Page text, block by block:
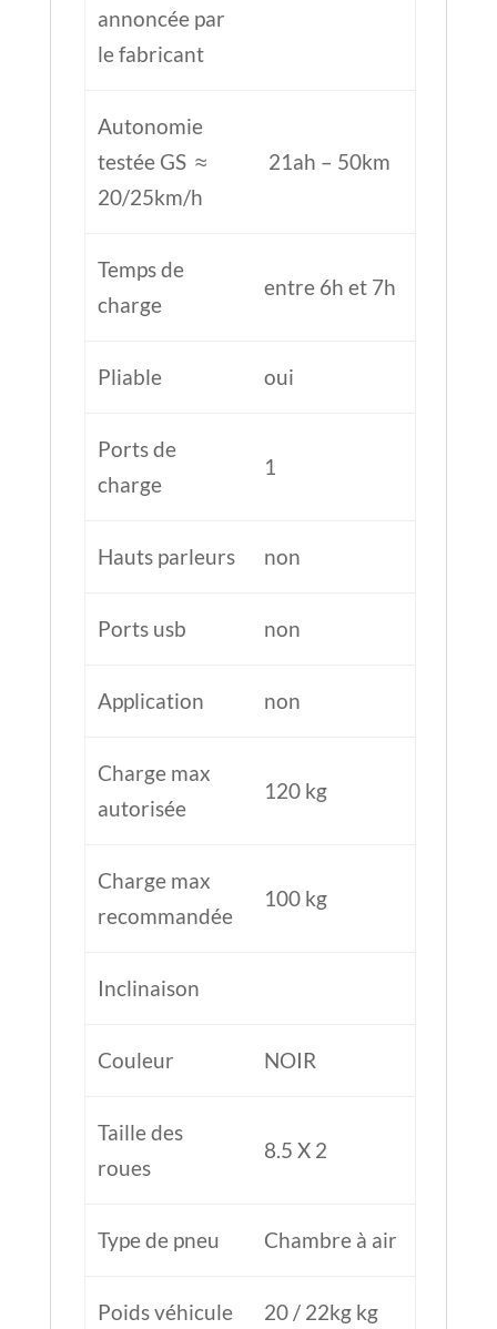
annoncée par
le fabricant
Autonomie
testée GS ≈
20/25km/h
21ah – 50km
Temps de
charge
entre 6h et 7h
Pliable oui
Ports de
charge
1
Hauts parleurs non
Ports usb non
Application non
Charge max
autorisée
120 kg
Charge max
recommandée
100 kg
Inclinaison
Couleur NOIR
Taille des
roues
8.5 X 2
Type de pneu Chambre à air
Poids véhicule 20 / 22kg kg